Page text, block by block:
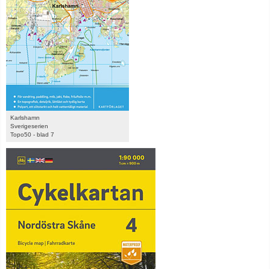
Karlshamn
Sverigeserien
Topo50 - blad 7